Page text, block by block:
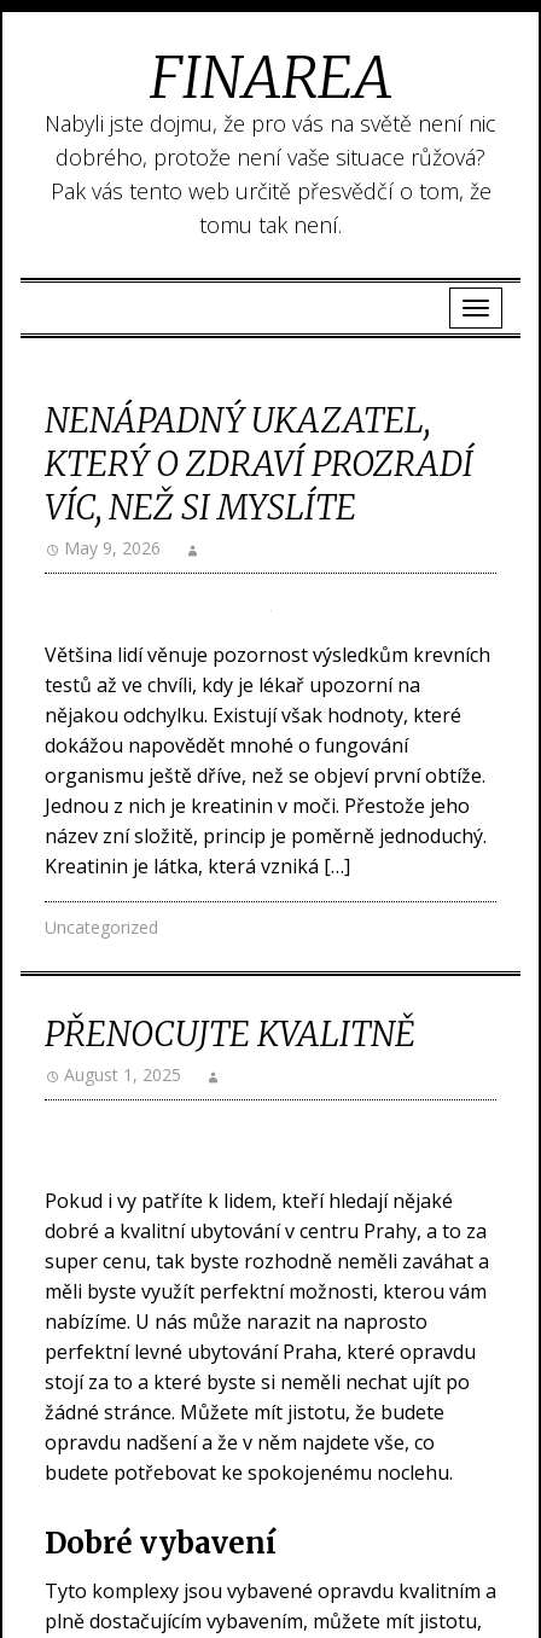
FINAREA
Nabyli jste dojmu, že pro vás na světě není nic
dobrého, protože není vaše situace růžová?
Pak vás tento web určitě přesvědčí o tom, že
tomu tak není.
NENÁPADNÝ UKAZATEL,
KTERÝ O ZDRAVÍ PROZRADÍ
VÍC, NEŽ SI MYSLÍTE
May 9, 2026
Většina lidí věnuje pozornost výsledkům krevních
testů až ve chvíli, kdy je lékař upozorní na
nějakou odchylku. Existují však hodnoty, které
dokážou napovědět mnohé o fungování
organismu ještě dříve, než se objeví první obtíže.
Jednou z nich je kreatinin v moči. Přestože jeho
název zní složitě, princip je poměrně jednoduchý.
Kreatinin je látka, která vzniká […]
Uncategorized
PŘENOCUJTE KVALITNĚ
August 1, 2025
Pokud i vy patříte k lidem, kteří hledají nějaké
dobré a kvalitní ubytování v centru Prahy, a to za
super cenu, tak byste rozhodně neměli zaváhat a
měli byste využít perfektní možnosti, kterou vám
nabízíme. U nás může narazit na naprosto
perfektnílevné ubytování Praha, které opravdu
stojí za to a které byste si neměli nechat ujít po
žádné stránce. Můžete mít jistotu, že budete
opravdu nadšení a že v něm najdete vše, co
budete potřebovat ke spokojenému noclehu.
Dobré vybavení
Tyto komplexy jsou vybavené opravdu kvalitním a
plně dostačujícím vybavením, můžete mít jistotu,